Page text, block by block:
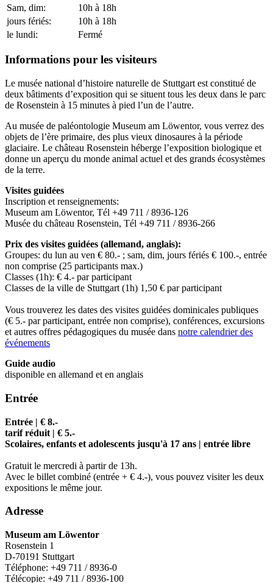
Sam, dim:
10h à 18h
jours fériés:
10h à 18h
le lundi: Fermé
Informations pour les visiteurs
Le musée national d’histoire naturelle de Stuttgart est constitué de
deux bâtiments d’exposition qui se situent tous les deux dans le parc
de Rosenstein à 15 minutes à pied l’un de l’autre.
Au musée de paléontologie Museum am Löwentor, vous verrez des
objets de l’ère primaire, des plus vieux dinosaures à la période
glaciaire. Le château Rosenstein héberge l’exposition biologique et
donne un aperçu du monde animal actuel et des grands écosystèmes
de la terre.
Visites guidées
Inscription et renseignements:
Museum am Löwentor, Tél +49 711 / 8936-126
Musée du château Rosenstein, Tél +49 711 / 8936-266
Prix des visites guidées (allemand, anglais):
Groupes: du lun au ven € 80.- ; sam, dim, jours fériés € 100.-, entrée
non comprise (25 participants max.)
Classes (1h): € 4.- par participant
Classes de la ville de Stuttgart (1h) 1,50 € par participant
Vous trouverez les dates des visites guidées dominicales publiques
(€ 5.- par participant, entrée non comprise), conférences, excursions
et autres offres pédagogiques du musée dans notre calendrier des
événements
Guide audio
disponible en allemand et en anglais
Entrée
Entrée | € 8.-
tarif réduit | € 5.-
Scolaires, enfants et adolescents jusqu'à 17 ans | entrée libre
Gratuit le mercredi à partir de 13h.
Avec le billet combiné (entrée + € 4.-), vous pouvez visiter les deux
expositions le même jour.
Adresse
Museum am Löwentor
Rosenstein 1
D-70191 Stuttgart
Téléphone: +49 711 / 8936-0
Télécopie: +49 711 / 8936-100